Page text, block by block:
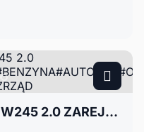
Mercedes-Benz Klasa B W245 2.0 ZAREJESTROWANY#SERWIS#BENZYNA#AUTOMAT#OPONY WIELOSEZON#ŁAŃCUCH ROZRZĄD